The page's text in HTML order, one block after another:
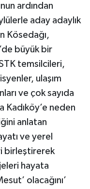
ardından
aday adaylık
Kösedağı,
büyük bir
temsilcileri,
ulaşım
ve çok sayıda
Kadıköy’e neden
anlatan
ve yerel
birleştirerek
hayata
olacağını’